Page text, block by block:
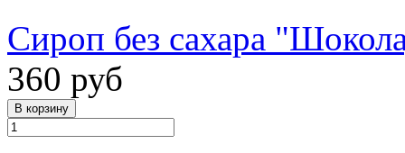
Сироп без сахара
360 руб